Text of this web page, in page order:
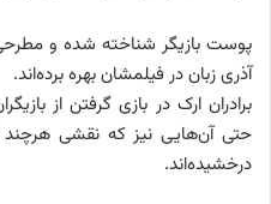
پوست بازیگر شناخته شده و مطرحی
آذری زبان در فیلمشان بهره برده‌اند.
برادران ارک در بازی گرفتن از
حتی آن‌هایی نیز که نقشی هرچند
درخشیده‌اند.